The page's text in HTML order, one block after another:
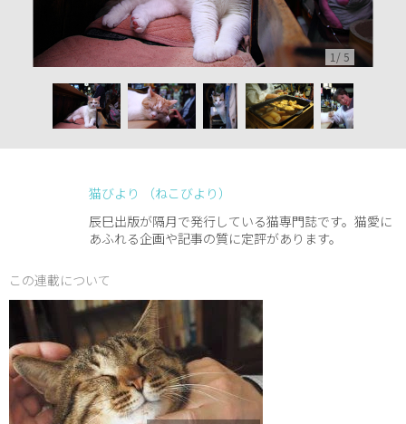
1 / 5
猫びより （ねこびより）
辰巳出版が隔月で発行している猫専門誌です。猫愛に
あふれる企画や記事の質に定評があります。
この連載について